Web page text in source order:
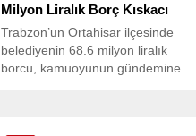
Milyon Liralık Borç Kıskacı
Trabzon’un Ortahisar ilçesinde
belediyenin 68.6 milyon liralık
borcu, kamuoyunun gündemine